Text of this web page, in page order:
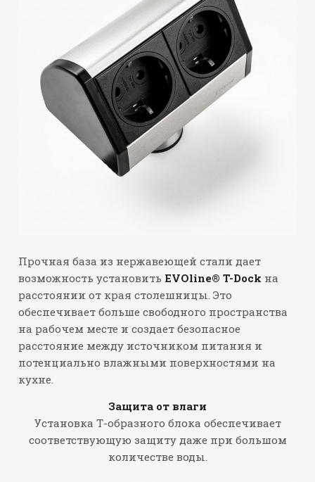
Прочная база из нержавеющей стали дает
возможность установить EVOline® T-Dock на
расстоянии от края столешницы. Это
обеспечивает больше свободного пространства
на рабочем месте и создает безопасное
расстояние между источником питания и
потенциально влажными поверхностями на
кухне.
Защита от влаги
Установка Т-образного блока обеспечивает
соответствующую защиту даже при большом
количестве воды.